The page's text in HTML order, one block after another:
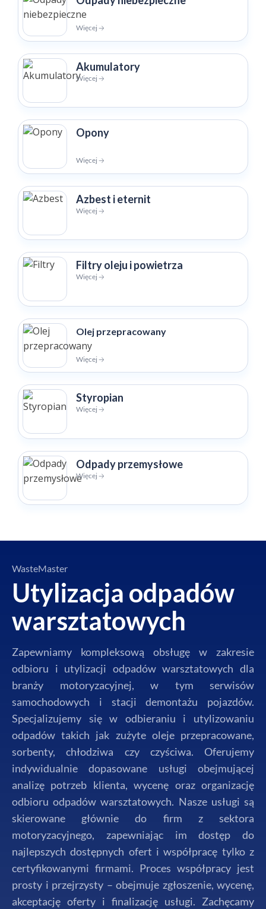
Więcej 🡢
Akumulatory
Więcej 🡢
Opony
Więcej 🡢
Azbest i eternit
Więcej 🡢
Filtry oleju i powietrza
Więcej 🡢
Olej przepracowany
Więcej 🡢
Styropian
Więcej 🡢
Odpady przemysłowe
Więcej 🡢
WasteMaster
Utylizacja odpadów
warsztatowych
Zapewniamy kompleksową obsługę w zakresie
odbioru i utylizacji odpadów warsztatowych dla
branży motoryzacyjnej, w tym serwisów
samochodowych i stacji demontażu pojazdów.
Specjalizujemy się w odbieraniu i utylizowaniu
odpadów takich jak zużyte oleje przepracowane,
sorbenty, chłodziwa czy czyściwa. Oferujemy
indywidualnie dopasowane usługi obejmującej
analizę potrzeb klienta, wycenę oraz organizację
odbioru odpadów warsztatowych. Nasze usługi są
skierowane głównie do firm z sektora
motoryzacyjnego, zapewniając im dostęp do
najlepszych dostępnych ofert i współpracę tylko z
certyfikowanymi firmami. Proces współpracy jest
prosty i przejrzysty – obejmuje zgłoszenie, wycenę,
akceptację oferty i finalizację usługi. Zachęcamy